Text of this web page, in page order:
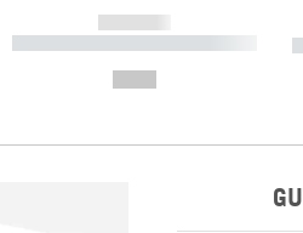
------------
----------- ----------- ----------- ----